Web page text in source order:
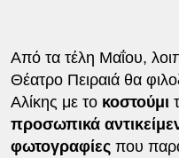
Από τα τέλη Μαΐου,
Θέατρο Πειραιά θα
Αλίκης με το κοστούμι
προσωπικά
φωτογραφίες που